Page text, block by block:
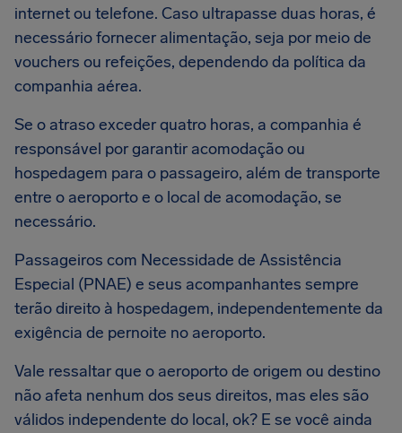
internet ou telefone. Caso ultrapasse duas horas, é
necessário fornecer alimentação, seja por meio de
vouchers ou refeições, dependendo da política da
companhia aérea.
Se o atraso exceder quatro horas, a companhia é
responsável por garantir acomodação ou
hospedagem para o passageiro, além de transporte
entre o aeroporto e o local de acomodação, se
necessário.
Passageiros com Necessidade de Assistência
Especial (PNAE) e seus acompanhantes sempre
terão direito à hospedagem, independentemente da
exigência de pernoite no aeroporto.
Vale ressaltar que o aeroporto de origem ou destino
não afeta nenhum dos seus direitos, mas eles são
válidos independente do local, ok? E se você ainda